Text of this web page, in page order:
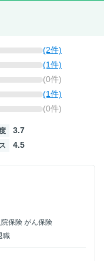
(2件)
(1件)
(0件)
(1件)
(0件)
3.7
4.5
保険 がん保険
職